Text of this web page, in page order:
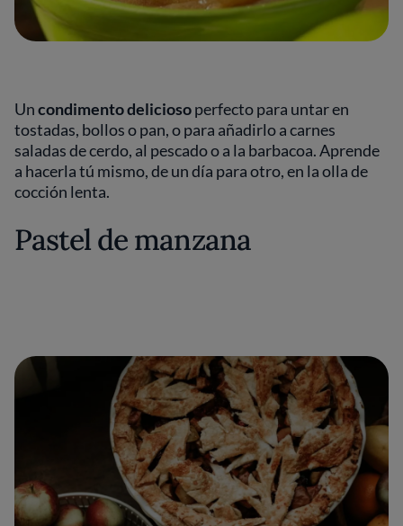
Uncondimento deliciosoperfecto para untar en
tostadas, bollos o pan, o para añadirlo a carnes
saladas de cerdo, al pescado o a la barbacoa. Aprende
a hacerla tú mismo, de un día para otro, en la olla de
cocción lenta.
Pastel de manzana